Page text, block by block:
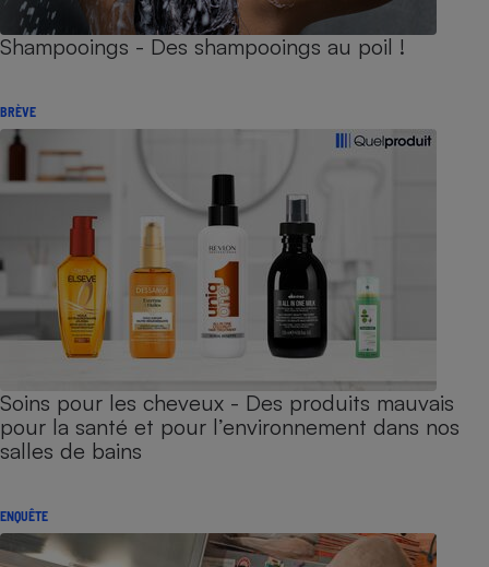
Shampooings - Des shampooings au poil !
BRÈVE
Soins pour les cheveux - Des produits mauvais
pour la santé et pour l’environnement dans nos
salles de bains
ENQUÊTE